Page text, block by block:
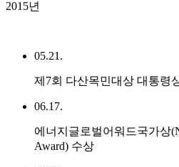
2015년
05.21.
제7회 다산목민대상 대통령
06.17.
에너지글로벌어워드국가상
Award) 수상